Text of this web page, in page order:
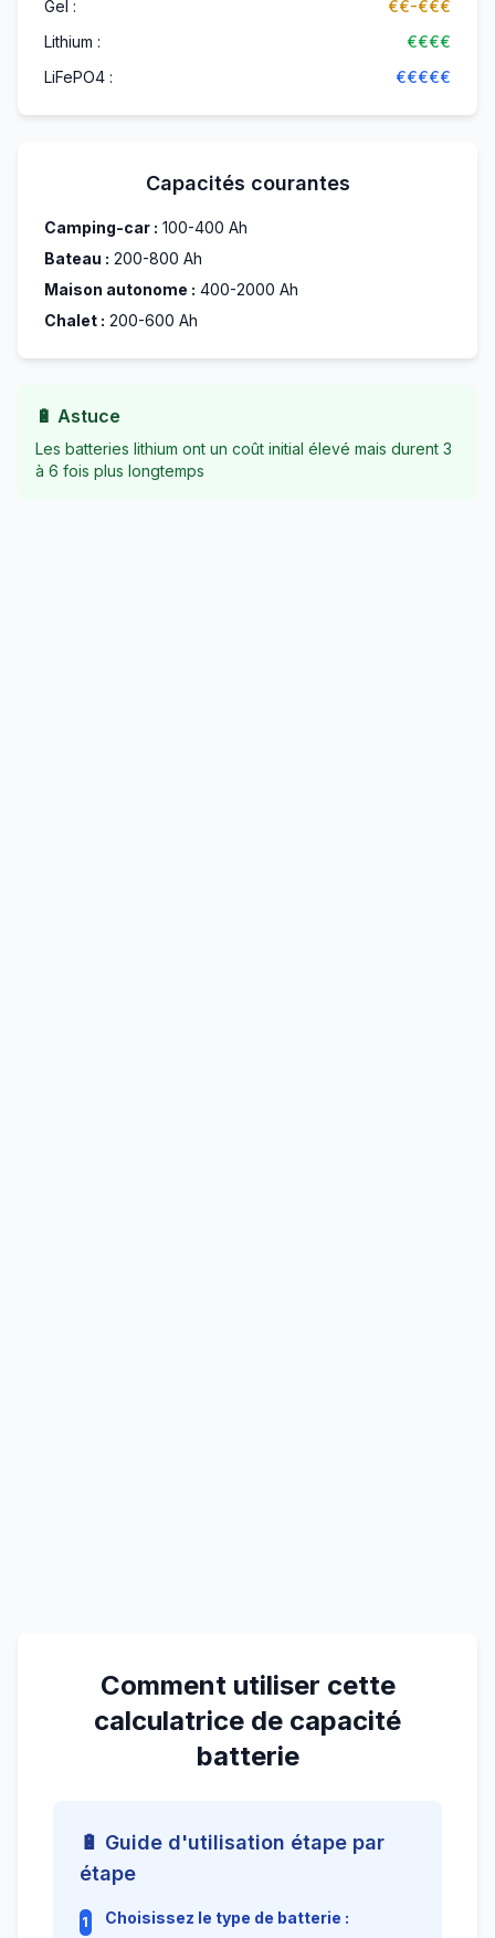
Gel :
€€-€€€
Lithium :
€€€€
LiFePO4 :
€€€€€
Capacités courantes
Camping-car : 100-400 Ah
Bateau : 200-800 Ah
Maison autonome : 400-2000 Ah
Chalet : 200-600 Ah
🔋 Astuce
Les batteries lithium ont un coût initial élevé mais durent 3
à 6 fois plus longtemps
Comment utiliser cette
calculatrice de capacité
batterie
🔋 Guide d'utilisation étape par
étape
1
Choisissez le type de batterie :